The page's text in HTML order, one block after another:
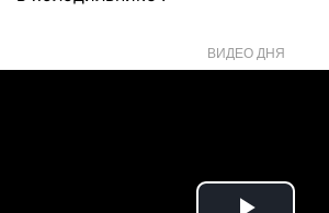
ВИДЕО ДНЯ